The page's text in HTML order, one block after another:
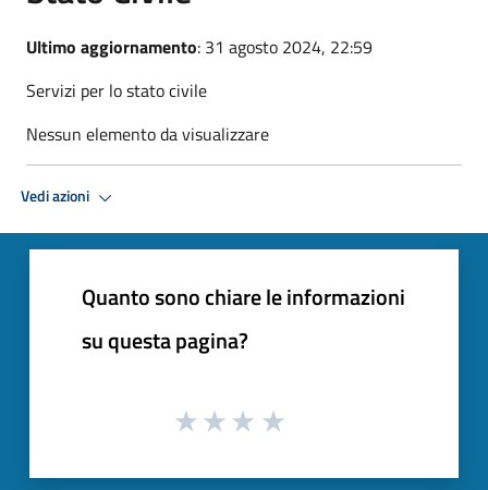
Ultimo aggiornamento: 31 agosto 2024, 22:59
Servizi per lo stato civile
Nessun elemento da visualizzare
Vedi azioni
Quanto sono chiare le informazioni
su questa pagina?